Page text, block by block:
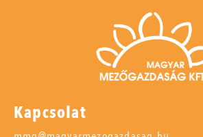
Kapcsolat